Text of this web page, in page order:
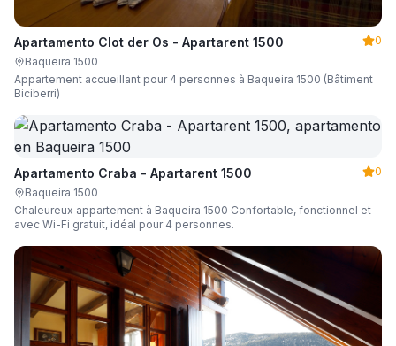
Apartamento Clot der Os - Apartarent 1500
0
Baqueira 1500
Appartement accueillant pour 4 personnes à Baqueira 1500 (Bâtiment
Biciberri)
Apartamento Craba - Apartarent 1500
0
Baqueira 1500
Chaleureux appartement à Baqueira 1500 Confortable, fonctionnel et
avec Wi-Fi gratuit, idéal pour 4 personnes.